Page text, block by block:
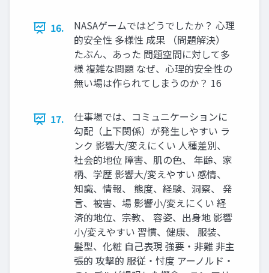
16.
NASAゲームではどうでしたか？ 心理
的安全性 多様性 成果 （問題解決）
たぶん、あった 問題空間に対して多
様 複雑な問題 なぜ、心理的安全性の
無い場は作られてしまうのか？ 16
17.
仕事場では、コミュニケーションに
勾配（上下関係）が発生しやすい ラ
ンク 影響大/変えにくい 人種差別、
社会的地位 障害、肌の色、 年齢、家
柄、学歴 影響大/変えやすい 感情、
知識、情報、 態度、経験、洞察、 発
言、被害、場 影響小/変えにくい 経
済的地位、宗教、 容姿、出身地 影響
小/変えやすい 習慣、健康、 服装、
髪型、化粧 自己表現 強要・非難 非主
張的 攻撃的 服従・忖度 アーノルド・